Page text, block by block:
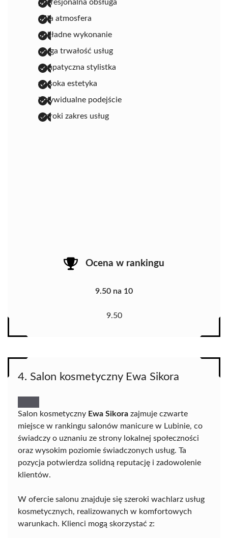
profesjonalna obsługa
miła atmosfera
dokładne wykonanie
długa trwałość usług
sympatyczna stylistka
wysoka estetyka
indywidualne podejście
szeroki zakres usług
Ocena w rankingu
9.50 na 10
9.50
4. Salon kosmetyczny Ewa Sikora
Salon kosmetyczny Ewa Sikora zajmuje czwarte
miejsce w rankingu salonów manicure w Lubinie, co
świadczy o uznaniu ze strony lokalnej społeczności
oraz wysokim poziomie świadczonych usług. Ta
pozycja potwierdza solidną reputację i zadowolenie
klientów.
W ofercie salonu znajduje się szeroki wachlarz usług
kosmetycznych, realizowanych w komfortowych
warunkach. Klienci mogą skorzystać z: